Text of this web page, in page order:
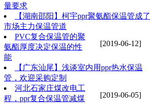
量要求
【湖南邵阳】柯宇ppr聚氨酯保温管成了
市场主力保温管道
[2019-06-12]
PVC复合保温管的聚
氨酯厚度决定保温的性
能
【广东汕尾】浅谈室内用ppr热水保温
管，欢迎采购定制
[2019-06-05]
河北石家庄煤改电工
程，ppr复合保温管减煤